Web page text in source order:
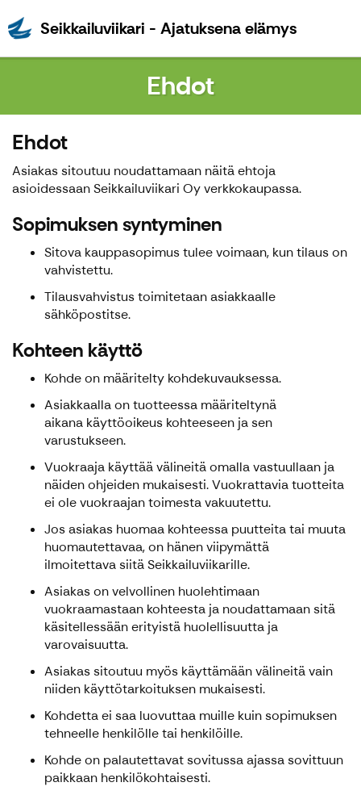
Seikkailuviikari - Ajatuksena elämys
Ehdot
Ehdot
Asiakas sitoutuu noudattamaan näitä ehtoja
asioidessaan Seikkailuviikari Oy verkkokaupassa.
Sopimuksen syntyminen
Sitova kauppasopimus tulee voimaan, kun tilaus on
vahvistettu.
Tilausvahvistus toimitetaan asiakkaalle
sähköpostitse.
Kohteen käyttö
Kohde on määritelty kohdekuvauksessa.
Asiakkaalla on tuotteessa määriteltynä
aikana käyttöoikeus kohteeseen ja sen
varustukseen.
Vuokraaja käyttää välineitä omalla vastuullaan ja
näiden ohjeiden mukaisesti. Vuokrattavia tuotteita
ei ole vuokraajan toimesta vakuutettu.
Jos asiakas huomaa kohteessa puutteita tai muuta
huomautettavaa, on hänen viipymättä
ilmoitettava siitä Seikkailuviikarille.
Asiakas on velvollinen huolehtimaan
vuokraamastaan kohteesta ja noudattamaan sitä
käsitellessään erityistä huolellisuutta ja
varovaisuutta.
Asiakas sitoutuu myös käyttämään välineitä vain
niiden käyttötarkoituksen mukaisesti.
Kohdetta ei saa luovuttaa muille kuin sopimuksen
tehneelle henkilölle tai henkilöille.
Kohde on palautettavat sovitussa ajassa sovittuun
paikkaan henkilökohtaisesti.